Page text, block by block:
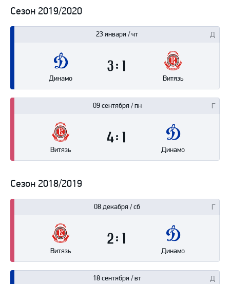
Сезон 2019/2020
23 января / чт
Динамо
3
Витязь
09 сентября / пн
Витязь
4
Динамо
Сезон 2018/2019
08 декабря / сб
Витязь
2
Динамо
18 сентября / вт